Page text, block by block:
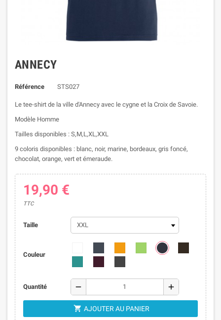
ANNECY
Référence STS027
Le tee-shirt de la ville d'Annecy avec le cygne et la Croix de Savoie.
Modèle Homme
Tailles disponibles : S,M,L,XL,XXL
9 coloris disponibles : blanc, noir, marine, bordeaux, gris foncé,
chocolat, orange, vert et émeraude.
19,90 €
TTC
Taille
Couleur
Quantité remove add
 AJOUTER AU PANIER